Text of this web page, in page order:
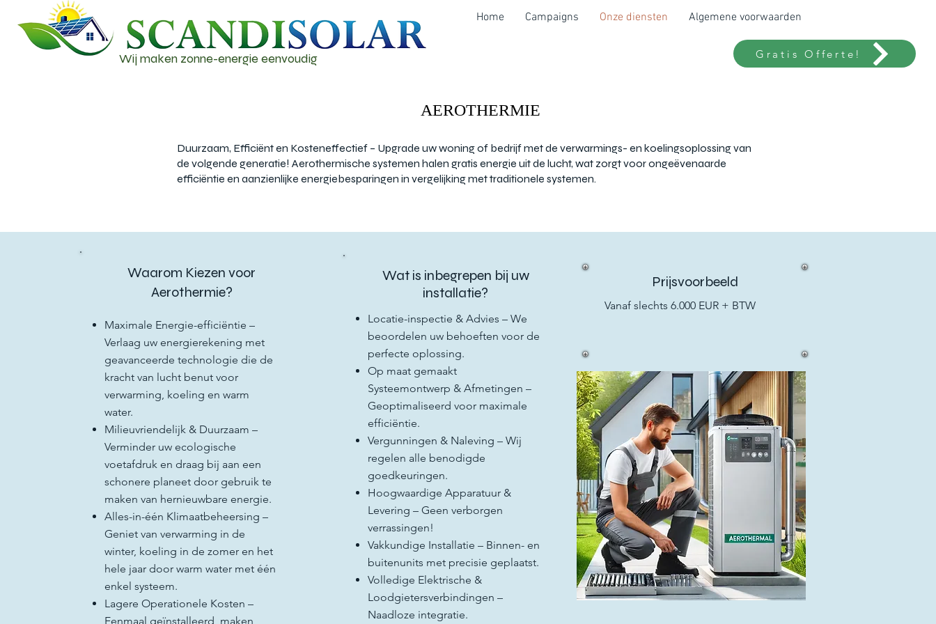
Wij maken zonne-energie eenvoudig
Home Campaigns Onze diensten Algemene voorwaarden
Gratis Offerte!
AEROTHERMIE
AEROTHERMIE
Duurzaam, Efficiënt en Kosteneffectief – Upgrade uw woning of bedrijf met de verwarmings- en koelingsoplossing van
de volgende generatie! Aerothermische systemen halen gratis energie uit de lucht, wat zorgt voor ongeëvenaarde
efficiëntie en aanzienlijke energiebesparingen in vergelijking met traditionele systemen.
Waarom Kiezen voor
Aerothermie?
Maximale Energie-efficiëntie –
Verlaag uw energierekening met
geavanceerde technologie die de
kracht van lucht benut voor
verwarming, koeling en warm
water.
Milieuvriendelijk & Duurzaam –
Verminder uw ecologische
voetafdruk en draag bij aan een
schonere planeet door gebruik te
maken van hernieuwbare energie.
Alles-in-één Klimaatbeheersing –
Geniet van verwarming in de
winter, koeling in de zomer en het
hele jaar door warm water met één
enkel systeem.
Lagere Operationele Kosten –
Eenmaal geïnstalleerd, maken
Wat is inbegrepen bij uw
installatie?
Locatie-inspectie & Advies – We
beoordelen uw behoeften voor de
perfecte oplossing.
Op maat gemaakt
Systeemontwerp & Afmetingen –
Geoptimaliseerd voor maximale
efficiëntie.
Vergunningen & Naleving – Wij
regelen alle benodigde
goedkeuringen.
Hoogwaardige Apparatuur &
Levering – Geen verborgen
verrassingen!
Vakkundige Installatie – Binnen- en
buitenunits met precisie geplaatst.
Volledige Elektrische &
Loodgietersverbindingen –
Naadloze integratie.
Prijsvoorbeeld
Vanaf slechts 6.000 EUR + BTW